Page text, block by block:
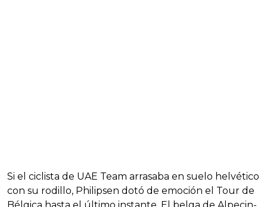
Si el ciclista de UAE Team arrasaba en suelo helvético
con su rodillo, Philipsen dotó de emoción el Tour de